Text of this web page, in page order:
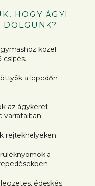
HOGY ÁGYI
DOLGUNK?
közel
csípés.
a lepedőn
az ágykeret
varrataiban.
rejtekhelyeken.
a
édeskés